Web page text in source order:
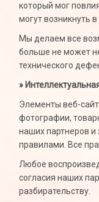
который мог
могут возникнуть
Мы делаем все
больше не может
технического
»
Элементы веб-
фотографии,
наших партнеров
правилами. Все
Любое
согласия наших
разбирательству.